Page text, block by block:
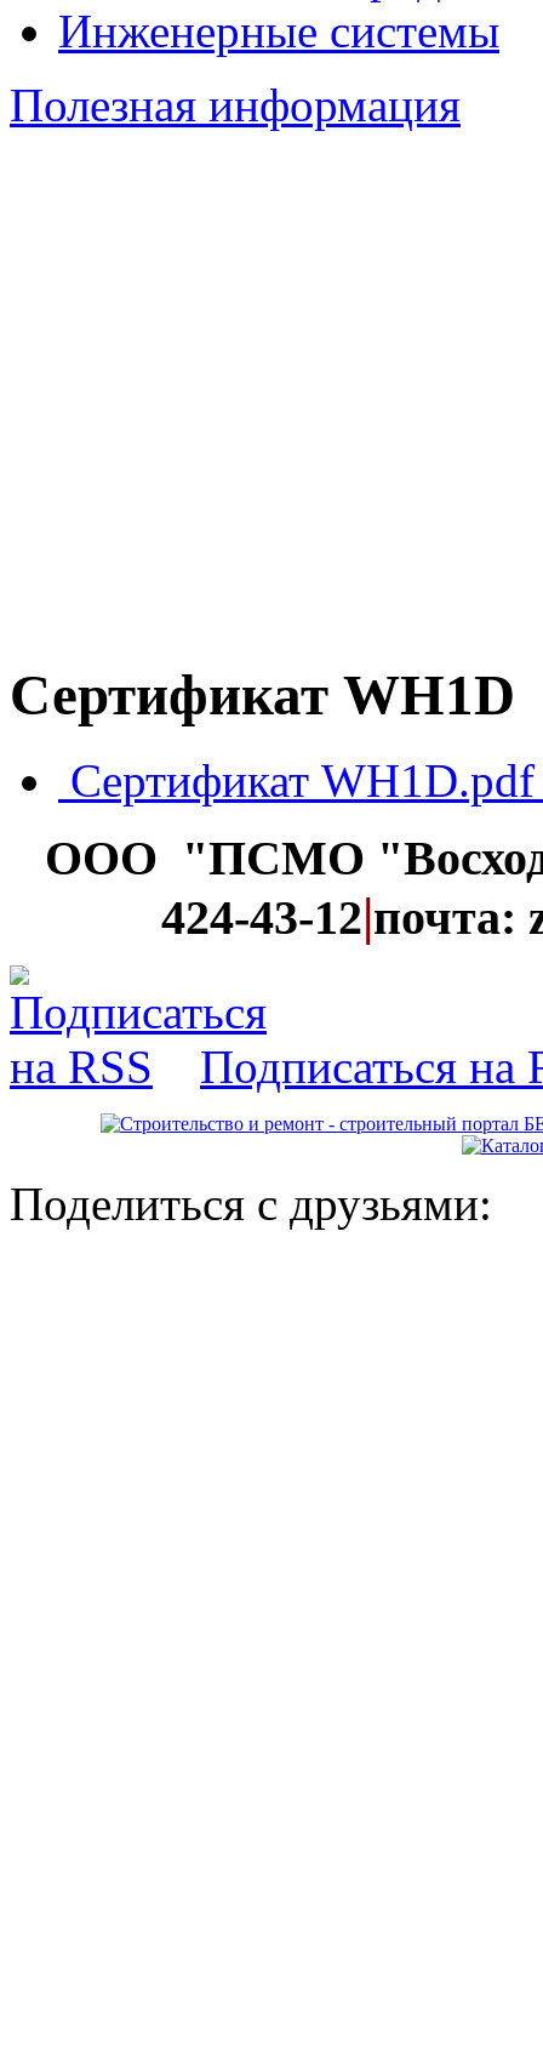
Инженерные системы
Полезная информация
Сертификат WH1D
Сертификат WH1D.pdf
ООО "ПСМО
424-43-12|почта:
Подписаться на
Поделиться с друзьями: